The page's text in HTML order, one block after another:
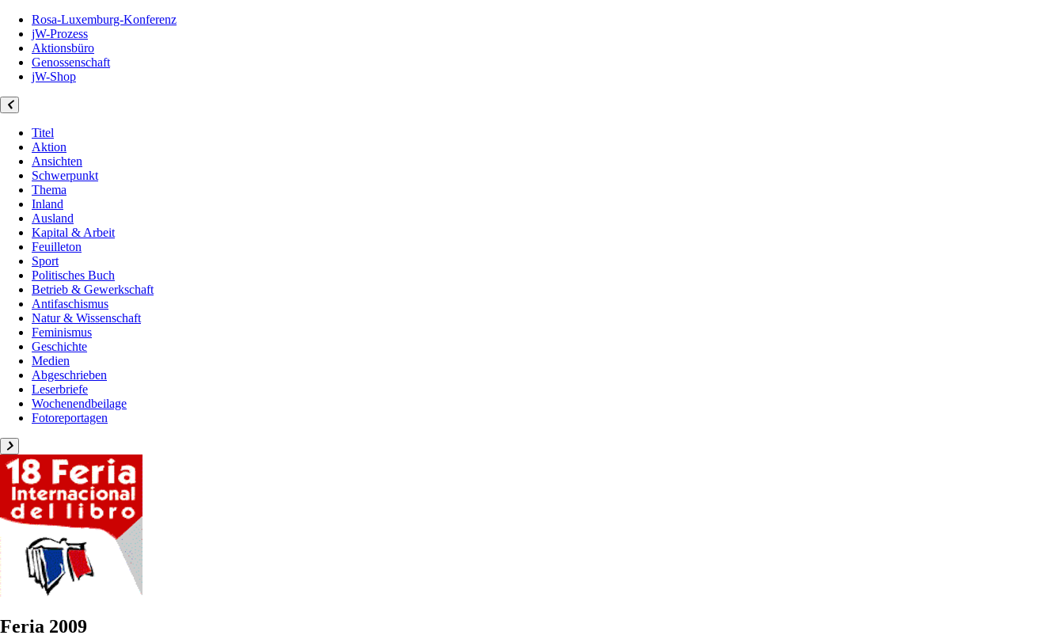
Rosa-Luxemburg-Konferenz
jW-Prozess
Aktionsbüro
Genossenschaft
jW-Shop
Titel
Aktion
Ansichten
Schwerpunkt
Thema
Inland
Ausland
Kapital & Arbeit
Feuilleton
Sport
Politisches Buch
Betrieb & Gewerkschaft
Antifaschismus
Natur & Wissenschaft
Feminismus
Geschichte
Medien
Abgeschrieben
Leserbriefe
Wochenendbeilage
Fotoreportagen
Feria 2009